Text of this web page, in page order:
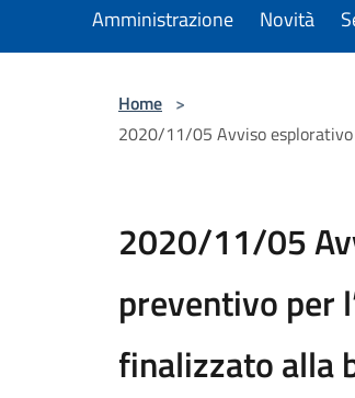
Amministrazione Novità
Home >
2020/11/05 Avviso esplorativo
2020/11/05
preventivo per
finalizzato alla